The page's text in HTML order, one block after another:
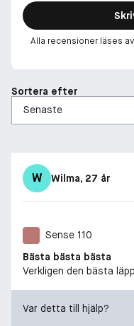
Alla recensioner läses
Sortera efter
W Wilma, 27 år
Sense 110
Bästa bästa bästa
Verkligen den bästa
Var detta till hjälp?